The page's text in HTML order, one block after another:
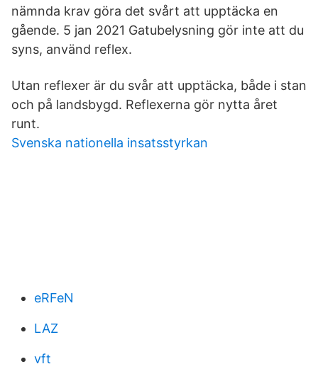
nämnda krav göra det svårt att upptäcka en
gående. 5 jan 2021 Gatubelysning gör inte att du
syns, använd reflex.
Utan reflexer är du svår att upptäcka, både i stan
och på landsbygd. Reflexerna gör nytta året
runt.
Svenska nationella insatsstyrkan
eRFeN
LAZ
vft